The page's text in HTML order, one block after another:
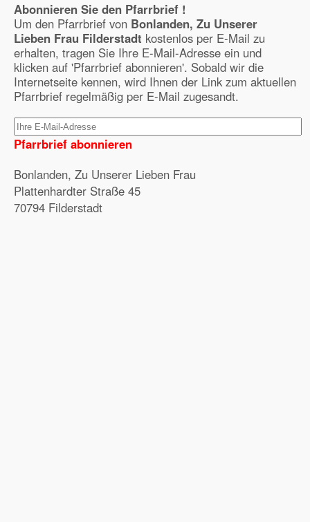
Abonnieren Sie den Pfarrbrief !
Um den Pfarrbrief von Bonlanden, Zu Unserer
Lieben Frau Filderstadt kostenlos per E-Mail zu
erhalten, tragen Sie Ihre E-Mail-Adresse ein und
klicken auf 'Pfarrbrief abonnieren'. Sobald wir die
Internetseite kennen, wird Ihnen der Link zum aktuellen
Pfarrbrief regelmäßig per E-Mail zugesandt.
Pfarrbrief abonnieren
Bonlanden, Zu Unserer Lieben Frau
Plattenhardter Straße 45
70794 Filderstadt